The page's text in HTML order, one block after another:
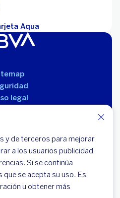
y de terceros para mejorar
a los usuarios publicidad
Si se continúa
se acepta su uso. Es
u obtener más
Aqua
legal
de productos